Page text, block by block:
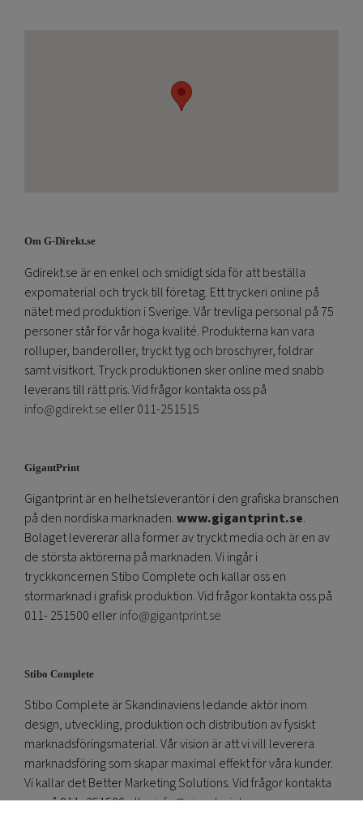
Om G-Direkt.se
Gdirekt.se är en enkel och smidigt sida för att beställa
expomaterial och tryck till företag. Ett tryckeri online på
nätet med produktion i Sverige. Vår trevliga personal på 75
personer står för vår höga kvalité. Produkterna kan vara
rolluper, banderoller, tryckt tyg och broschyrer, foldrar
samt visitkort. Tryck produktionen sker online med snabb
leverans till rätt pris. Vid frågor kontakta oss på
info@gdirekt.se eller 011-251515
GigantPrint
Gigantprint är en helhetsleverantör i den grafiska branschen
på den nordiska marknaden.www.gigantprint.se.
Bolaget levererar alla former av tryckt media och är en av
de största aktörerna på marknaden. Vi ingår i
tryckkoncernen Stibo Complete och kallar oss en
stormarknad i grafisk produktion. Vid frågor kontakta oss på
011- 251500 ellerinfo@gigantprint.se
Stibo Complete
Stibo Complete är Skandinaviens ledande aktör inom
design, utveckling, produktion och distribution av fysiskt
marknadsföringsmaterial. Vår vision är att vi vill leverera
marknadsföring som skapar maximal effekt för våra kunder.
Vi kallar det Better Marketing Solutions. Vid frågor kontakta
oss på 011- 251500 ellerinfo@gigantprint.se